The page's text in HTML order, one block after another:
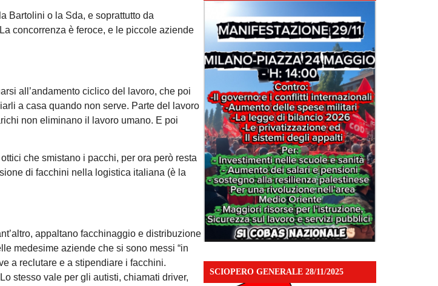
Bartolini o la Sda, e soprattutto da
concorrenza è feroce, e le piccole aziende
all’andamento ciclico del lavoro, che poi
a casa quando non serve. Parte del lavoro
non eliminano il lavoro umano. E poi
che smistano i pacchi, per ora però resta
di facchini nella logistica italiana (è la
appaltano facchinaggio e distribuzione
medesime aziende che si sono messi “in
a reclutare e a stipendiare i facchini.
stesso vale per gli autisti, chiamati driver,
SCIOPERO GENERALE 28/11/2025